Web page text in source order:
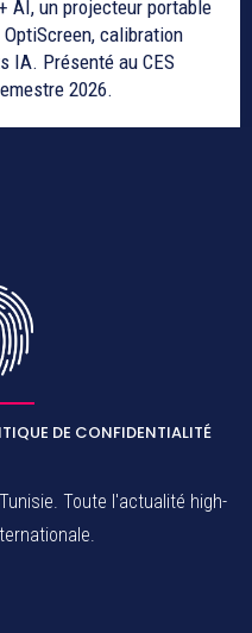
AI, un projecteur portable
calibration
IA. Présenté au CES
2026.
DE CONFIDENTIALITÉ
Toute l'actualité high-